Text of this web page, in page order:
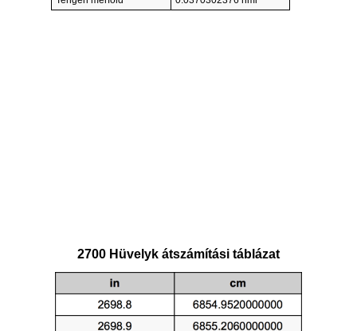
2700 Hüvelyk átszámítási táblázat